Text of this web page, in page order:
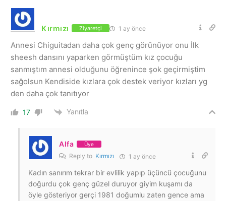
Kırmızı Ziyaretçi 1 ay önce
Annesi Chiguitadan daha çok genç görünüyor onu İlk
sheesh dansını yaparken görmüştüm kız çocuğu
sanmıştım annesi olduğunu öğrenince şok geçirmiştim
sağolsun Kendiside kızlara çok destek veriyor kızları yg
den daha çok tanıtıyor
17 Yanıtla
Alfa Üye
Reply to Kırmızı 1 ay önce
Kadın sanırım tekrar bir evlilik yapıp üçüncü çocuğunu
doğurdu çok genç güzel duruyor giyim kuşamı da
öyle gösteriyor gerçi 1981 doğumlu zaten gence ama